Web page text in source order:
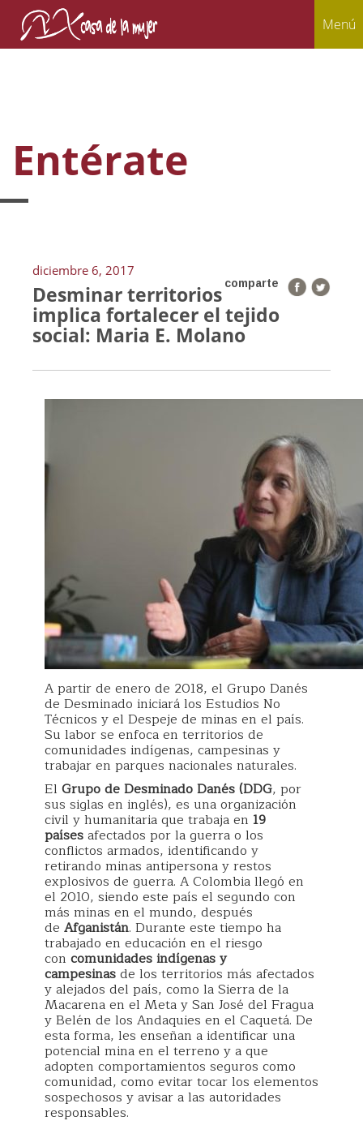
Menú
Entérate
diciembre 6, 2017
comparte
Desminar territorios
implica fortalecer el tejido
social: Maria E. Molano
A partir de enero de 2018, el Grupo Danés
de Desminado iniciará los Estudios No
Técnicos y el Despeje de minas en el país.
Su labor se enfoca en territorios de
comunidades indígenas, campesinas y
trabajar en parques nacionales naturales.
El Grupo de Desminado Danés (DDG, por
sus siglas en inglés), es una organización
civil y humanitaria que trabaja en 19
paísesafectados por la guerra o los
conflictos armados, identificando y
retirando minas antipersona y restos
explosivos de guerra. A Colombia llegó en
el 2010, siendo este país el segundo con
más minas en el mundo, después
de Afganistán. Durante este tiempo ha
trabajado en educación en el riesgo
con comunidades indígenas y
campesinasde los territorios más afectados
y alejados del país, como la Sierra de la
Macarena en el Meta y San José del Fragua
y Belén de los Andaquies en el Caquetá. De
esta forma, les enseñan a identificar una
potencial mina en el terreno y a que
adopten comportamientos seguros como
comunidad, como evitar tocar los elementos
sospechosos y avisar a las autoridades
responsables.